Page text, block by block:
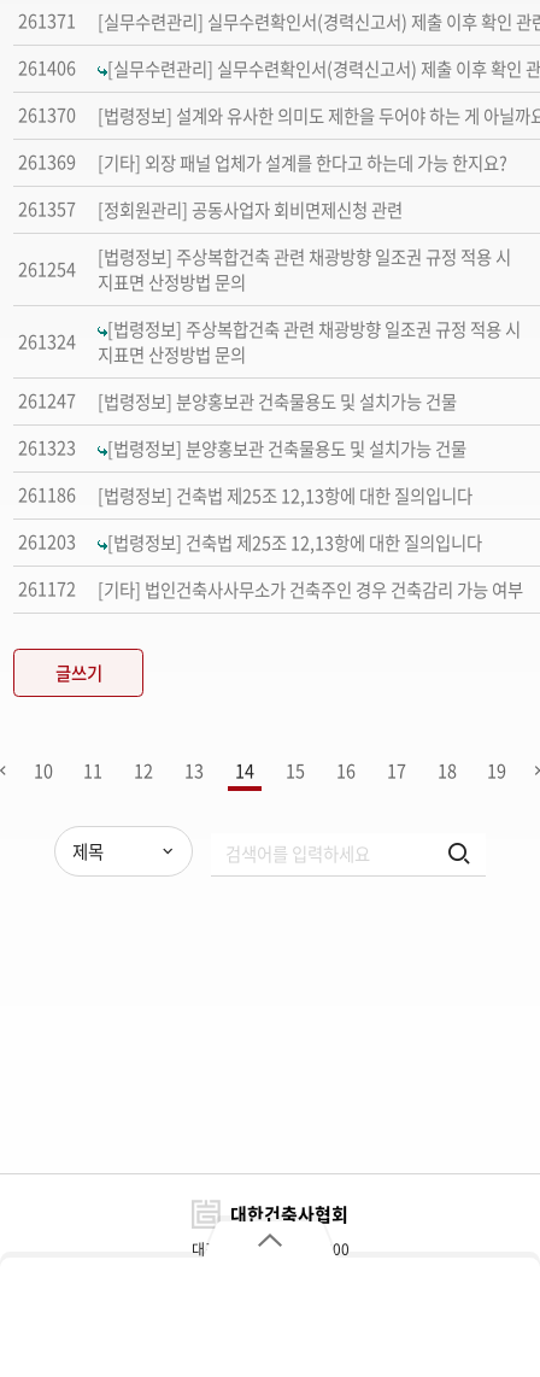
261371
[실무수련관리] 실무수련확인서(경력신고서) 제출 이후 확인 관
261406
[실무수련관리] 실무수련확인서(경력신고서) 제출 이후 확인
261370
[법령정보] 설계와 유사한 의미도 제한을 두어야 하는 게 아닐까
261369
[기타] 외장 패널 업체가 설계를 한다고 하는데 가능 한지요?
261357
[정회원관리] 공동사업자 회비면제신청 관련
261254
[법령정보] 주상복합건축 관련 채광방향 일조권 규정 적용 시
지표면 산정방법 문의
261324
[법령정보] 주상복합건축 관련 채광방향 일조권 규정 적용 시
지표면 산정방법 문의
261247
[법령정보] 분양홍보관 건축물용도 및 설치가능 건물
261323
[법령정보] 분양홍보관 건축물용도 및 설치가능 건물
261186
[법령정보] 건축법 제25조 12,13항에 대한 질의입니다
261203
[법령정보] 건축법 제25조 12,13항에 대한 질의입니다
261172
[기타] 법인건축사사무소가 건축주인 경우 건축감리 가능 여부
글쓰기
10 11 12 13 14 15 16 17 18 19
제목
대한건축사협회
대표전화 : 02-3415-6800